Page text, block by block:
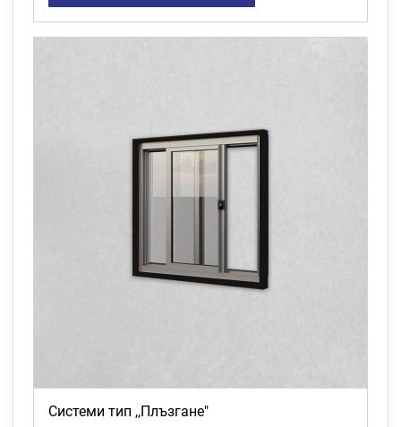
Системи тип ,,Плъзгане"